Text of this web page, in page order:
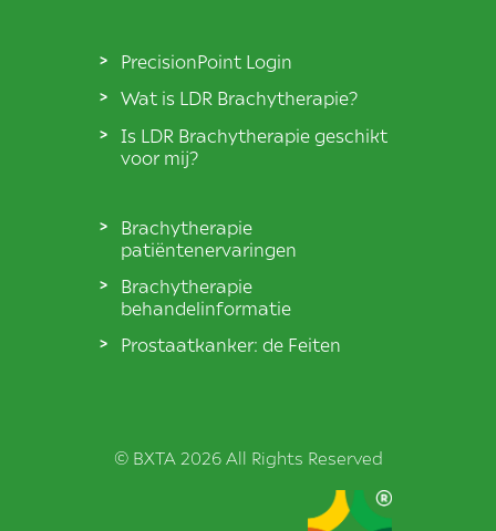
PrecisionPoint Login
Wat is LDR Brachytherapie?
Is LDR Brachytherapie geschikt
voor mij?
Brachytherapie
patiëntenervaringen
Brachytherapie
behandelinformatie
Prostaatkanker: de Feiten
© BXTA 2026 All Rights Reserved